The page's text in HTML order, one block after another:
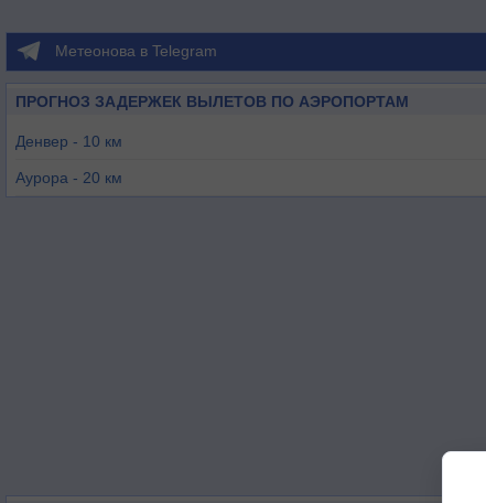
Метеонова в Telegram
ПРОГНОЗ ЗАДЕРЖЕК ВЫЛЕТОВ ПО АЭРОПОРТАМ
Денвер - 10 км
Аурора - 20 км